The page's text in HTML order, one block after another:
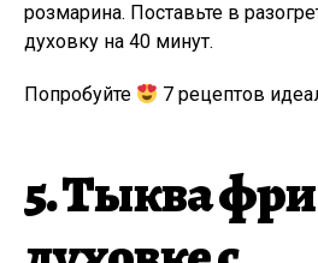
розмарина. Поставьте в
духовку на 40 минут.
Попробуйте 7 рецептов
5. Тыква